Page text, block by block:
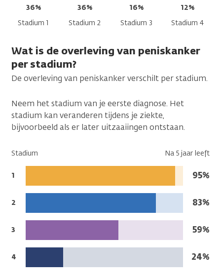
36%
Stadium 1
36%
Stadium 2
16%
Stadium 3
12%
Stadium 4
Wat is de overleving van peniskanker
per stadium?
De overleving van peniskanker verschilt per stadium.
Neem het stadium van je eerste diagnose. Het
stadium kan veranderen tijdens je ziekte,
bijvoorbeeld als er later uitzaaiingen ontstaan.
Stadium Na 5 jaar leeft
Stadium:
1
Na
jaar
95%
Stadium:
2
Na
jaar
83%
Stadium:
3
Na
jaar
59%
Stadium:
4
Na
24%